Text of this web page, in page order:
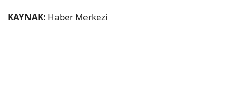
KAYNAK: Haber Merkezi